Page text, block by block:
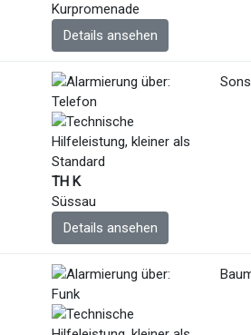
Kurpromenade
Details ansehen
TH K
Süssau
Details ansehen